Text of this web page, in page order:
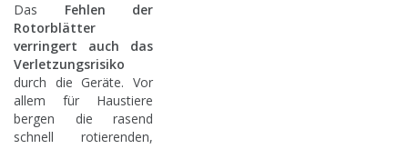
Das Fehlen der
Rotorblätter
verringert auch das
Verletzungsrisiko
durch die Geräte. Vor
allem für Haustiere
bergen die rasend
schnell rotierenden,